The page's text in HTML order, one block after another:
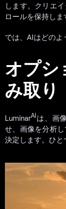
します。クリエ
ロールを保持しま
では、AIはどのよ
オプシ
み取り
LuminarAI は、画
せ、画像を分析
決定します。ひと